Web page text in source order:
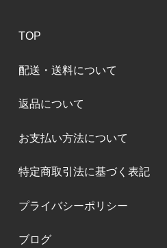
TOP
配送・送料について
返品について
お支払い方法について
特定商取引法に基づく表記
プライバシーポリシー
ブログ